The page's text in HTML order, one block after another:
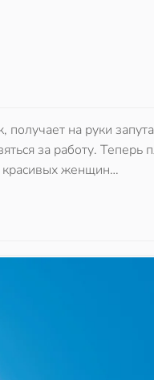
получает на руки
за работу. Теперь
красивых женщин…